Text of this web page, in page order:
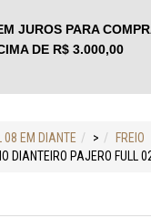
JUROS PARA
DE R$ 3.000,00
08 EM DIANTE >
FREIO
DIANTEIRO PAJERO